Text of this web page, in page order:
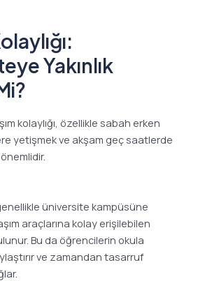
Yakınlık
kolaylığı, özellikle sabah erken
yetişmek ve akşam geç saatlerde
üniversite kampüsüne
araçlarına kolay erişilebilen
Bu da öğrencilerin okula
ve zamandan tasarruf